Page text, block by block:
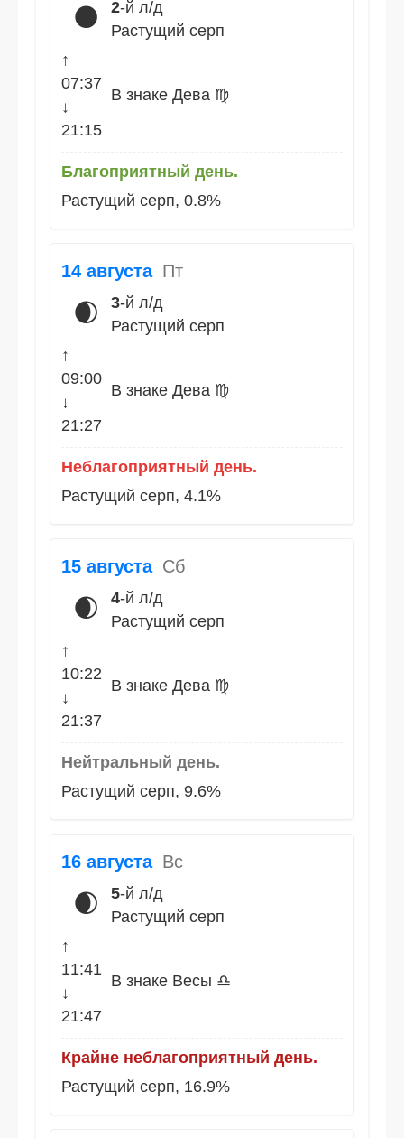
🌑 2-й л/д
Растущий серп
↑
07:37
↓
21:15
В знаке Дева ♍
Благоприятный день.
Растущий серп, 0.8%
14 августа Пт
🌒 3-й л/д
Растущий серп
↑
09:00
↓
21:27
В знаке Дева ♍
Неблагоприятный день.
Растущий серп, 4.1%
15 августа Сб
🌒 4-й л/д
Растущий серп
↑
10:22
↓
21:37
В знаке Дева ♍
Нейтральный день.
Растущий серп, 9.6%
16 августа Вс
🌒 5-й л/д
Растущий серп
↑
11:41
↓
21:47
В знаке Весы ♎
Крайне неблагоприятный день.
Растущий серп, 16.9%